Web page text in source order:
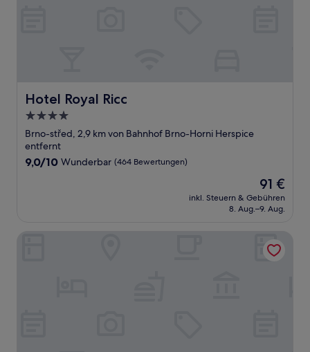
Hotel Royal Ricc
Hotel Royal Ricc
4.0-
Sterne-
Unterkunft
Brno-střed, 2,9 km von Bahnhof Brno-Horni Herspice
entfernt
9.0
9,0/10 Wunderbar (464 Bewertungen)
Der
Preis
beträgt
91 €
inkl. Steuern & Gebühren
8. Aug.–9. Aug.